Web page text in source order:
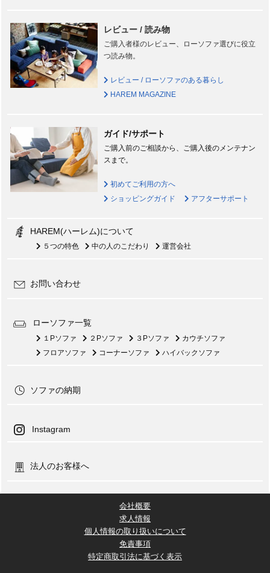
レビュー / 読み物
ご購入者様のレビュー、ローソファ選びに役立
つ読み物。
レビュー / ローソファのある暮らし
HAREM MAGAZINE
ガイド/サポート
ご購入前のご相談から、ご購入後のメンテナン
スまで。
初めてご利用の方へ
ショッピングガイド
アフターサポート
HAREM(ハーレム)について
５つの特色 中の人のこだわり 運営会社
お問い合わせ
ローソファ一覧
１Pソファ ２Pソファ ３Pソファ
カウチソファ
フロアソファ
コーナーソファ ハイバックソファ
ソファの納期
Instagram
法人のお客様へ
会社概要
求人情報
個人情報の取り扱いについて
免責事項
特定商取引法に基づく表示